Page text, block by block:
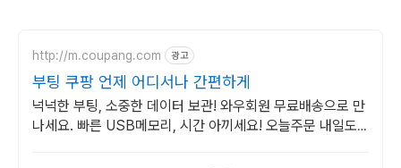
http://m.coupang.com 광고
부팅 쿠팡 언제 어디서나 간편하게
넉넉한 부팅, 소중한 데이터 보관! 와우회원 무료배송으로 만
나세요. 빠른 USB메모리, 시간 아끼세요! 오늘주문 내일도